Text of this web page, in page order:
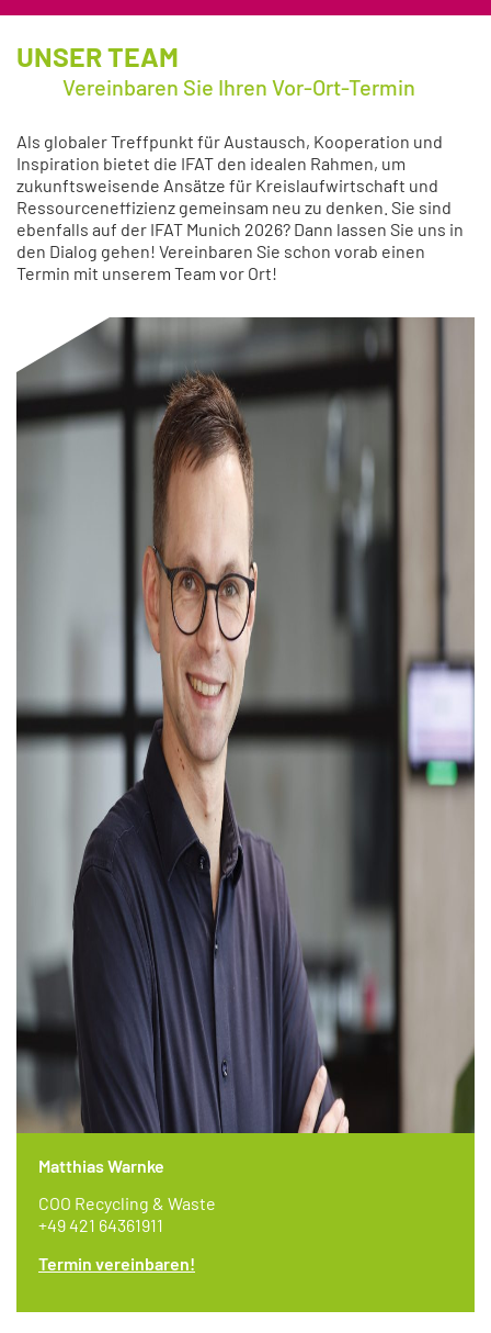
UNSER TEAM
Vereinbaren Sie Ihren Vor-Ort-Termin
Als globaler Treffpunkt für Austausch, Kooperation und
Inspiration bietet die IFAT den idealen Rahmen, um
zukunftsweisende Ansätze für Kreislaufwirtschaft und
Ressourceneffizienz gemeinsam neu zu denken. Sie sind
ebenfalls auf der IFAT Munich 2026? Dann lassen Sie uns in
den Dialog gehen! Vereinbaren Sie schon vorab einen
Termin mit unserem Team vor Ort!
Matthias Warnke
COO Recycling & Waste
+49 421 64361911
Termin vereinbaren!